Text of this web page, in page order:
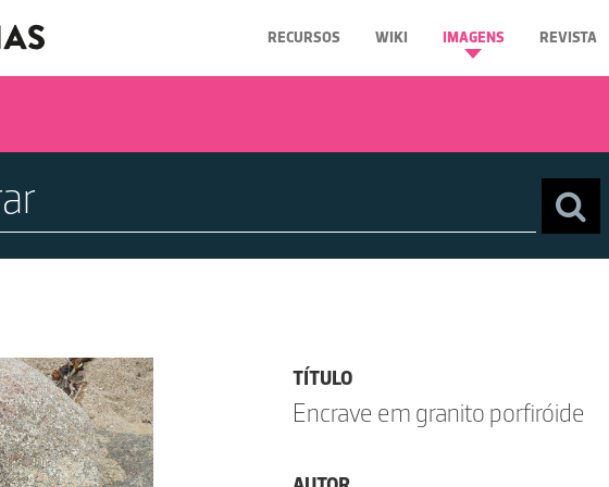
RECURSOS WIKI IMAGENS REVISTA
TÍTULO
Encrave em granito porfiróide